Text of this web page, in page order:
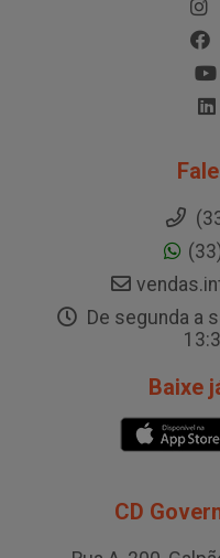
De segunda a
Baixe
CD